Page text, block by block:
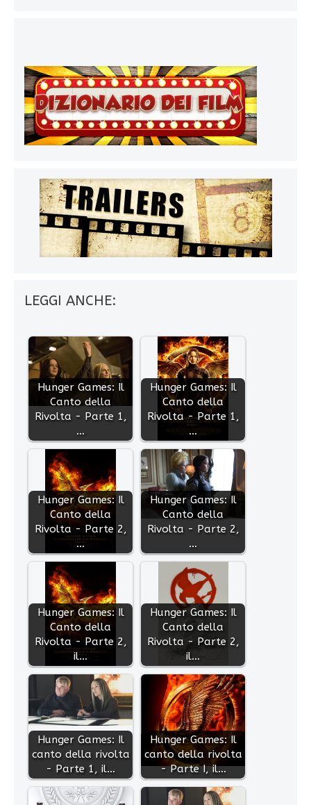
LEGGI ANCHE:
Hunger Games: Il
Canto della
Rivolta - Parte 1,
…
Hunger Games: Il
Canto della
Rivolta - Parte 1,
…
Hunger Games: Il
Canto della
Rivolta - Parte 2,
…
Hunger Games: Il
Canto della
Rivolta - Parte 2,
…
Hunger Games: Il
Canto della
Rivolta - Parte 2,
il…
Hunger Games: Il
Canto della
Rivolta - Parte 2,
il…
Hunger Games: Il
canto della rivolta
- Parte 1, il…
Hunger Games: Il
canto della rivolta
- Parte I, il…